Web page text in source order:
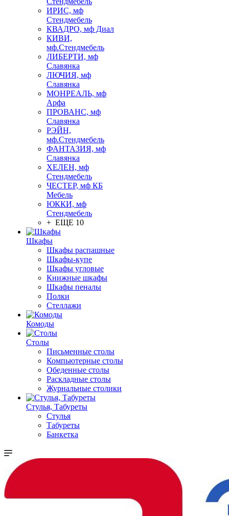
ИРИС, мф
Стендмебель
КВАДРО, мф Диал
КИВИ,
мф.Стендмебель
ЛИБЕРТИ, мф
Славянка
ЛЮЧИЯ, мф
Славянка
МОНРЕАЛЬ, мф
Арфа
ПРОВАНС, мф
Славянка
РЭЙН,
мф.Стендмебель
ФАНТАЗИЯ, мф
Славянка
ХЕЛЕН, мф
Стендмебель
ЧЕСТЕР, мф КБ
Мебель
ЮККИ, мф
Стендмебель
+ ЕЩЕ 10
Шкафы
Шкафы распашные
Шкафы-купе
Шкафы угловые
Книжные шкафы
Шкафы пеналы
Полки
Стеллажи
Комоды
Столы
Письменные столы
Компьютерные столы
Обеденные столы
Раскладные столы
Журнальные столики
Стулья, Табуреты
Стулья
Табуреты
Банкетка